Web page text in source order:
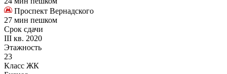
Проспект Вернадского
27 мин пешком
Срок сдачи
III кв. 2020
Этажность
23
Класс ЖК